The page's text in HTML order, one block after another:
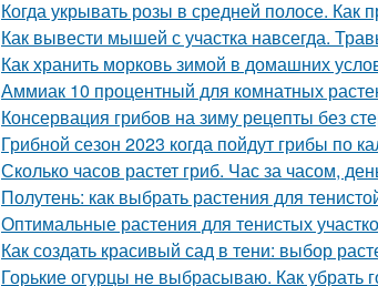
Когда укрывать розы в средней полосе. Как
Как вывести мышей с участка навсегда.
Как хранить морковь зимой в домашних
Аммиак 10 процентный для комнатных
Консервация грибов на зиму рецепты без
Грибной сезон 2023 когда пойдут грибы по
Сколько часов растет гриб. Час за часом,
Полутень: как выбрать растения для
Оптимальные растения для тенистых
Как создать красивый сад в тени: выбор
Горькие огурцы не выбрасываю. Как убрать